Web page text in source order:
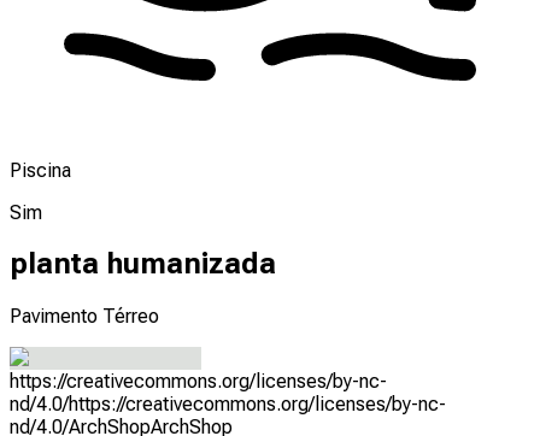
Piscina
Sim
planta humanizada
Pavimento Térreo
https://creativecommons.org/licenses/by-nc-
nd/4.0/https://creativecommons.org/licenses/by-nc-
nd/4.0/ArchShopArchShop